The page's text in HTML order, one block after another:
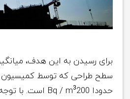
برای رسیدن به این هدف،
سطح طراحی که توسط کمیسیون
حدودا Bq / m
3
200 است. با